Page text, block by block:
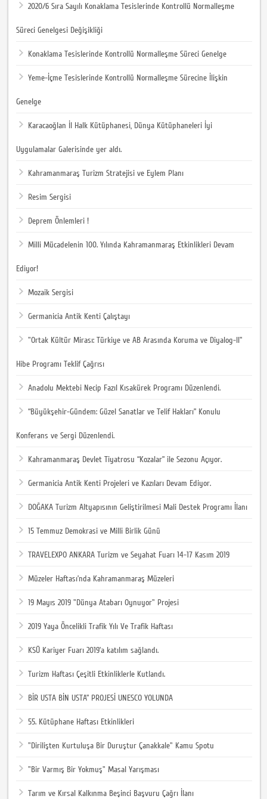
2020/6 Sıra Sayılı Konaklama Tesislerinde Kontrollü Normalleşme
Süreci Genelgesi Değişikliği
Konaklama Tesislerinde Kontrollü Normalleşme Süreci Genelge
Yeme-İçme Tesislerinde Kontrollü Normalleşme Sürecine İlişkin
Genelge
Karacaoğlan İl Halk Kütüphanesi, Dünya Kütüphaneleri İyi
Uygulamalar Galerisinde yer aldı.
Kahramanmaraş Turizm Stratejisi ve Eylem Planı
Resim Sergisi
Deprem Önlemleri !
Milli Mücadelenin 100. Yılında Kahramanmaraş Etkinlikleri Devam
Ediyor!
Mozaik Sergisi
Germanicia Antik Kenti Çalıştayı
"Ortak Kültür Mirası: Türkiye ve AB Arasında Koruma ve Diyalog-II"
Hibe Programı Teklif Çağrısı
Anadolu Mektebi Necip Fazıl Kısakürek Programı Düzenlendi.
“Büyükşehir-Gündem: Güzel Sanatlar ve Telif Hakları” Konulu
Konferans ve Sergi Düzenlendi.
Kahramanmaraş Devlet Tiyatrosu “Kozalar” ile Sezonu Açıyor.
Germanicia Antik Kenti Projeleri ve Kazıları Devam Ediyor.
DOĞAKA Turizm Altyapısının Geliştirilmesi Mali Destek Programı İlanı
15 Temmuz Demokrasi ve Milli Birlik Günü
TRAVELEXPO ANKARA Turizm ve Seyahat Fuarı 14-17 Kasım 2019
Müzeler Haftası’nda Kahramanmaraş Müzeleri
19 Mayıs 2019 "Dünya Atabarı Oynuyor" Projesi
2019 Yaya Öncelikli Trafik Yılı Ve Trafik Haftası
KSÜ Kariyer Fuarı 2019’a katılım sağlandı.
Turizm Haftası Çeşitli Etkinliklerle Kutlandı.
BİR USTA BİN USTA” PROJESİ UNESCO YOLUNDA
55. Kütüphane Haftası Etkinlikleri
"Dirilişten Kurtuluşa Bir Duruştur Çanakkale" Kamu Spotu
"Bir Varmış Bir Yokmuş" Masal Yarışması
Tarım ve Kırsal Kalkınma Beşinci Başvuru Çağrı İlanı